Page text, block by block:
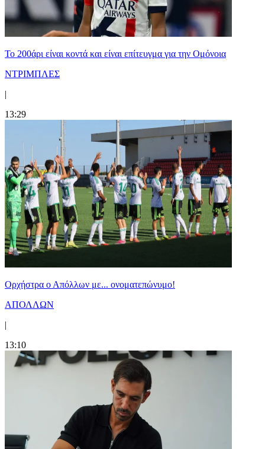
Το 200άρι είναι κοντά και είναι επίτευγμα για την Ομόνοια
ΝΤΡΙΜΠΛΕΣ
|
13:29
Ορχήστρα o Aπόλλων με... ονοματεπώνυμο!
ΑΠΟΛΛΩΝ
|
13:10